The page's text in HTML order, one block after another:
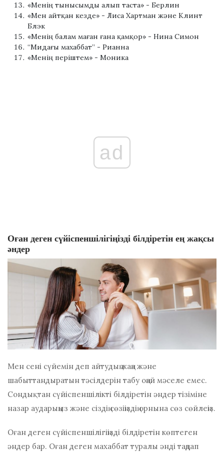
«Менің тынысымды алып таста» - Берлин
«Мен айтқан кезде» - Лиса Хартман және Клинт
Блэк
«Менің балам маған ғана қамқор» - Нина Симон
“Мидағы махаббат” - Рианна
«Менің періштем» - Моника
ad
Оған деген сүйіспеншілігіңізді білдіретін ең жақсы
әндер
Мен сені сүйемін деп айтудың жаңа және
шабыттандыратын тәсілдерін табу оңай мәселе емес.
Сондықтан сүйіспеншілікті білдіретін әндер тізіміне
назар аударыңыз және сіздің сөзіңіздің орнына сөз сөйлеңіз.
Оған деген сүйіспеншілігіңізді білдіретін көптеген
әндер бар. Оған деген махаббат туралы әнді таңдап